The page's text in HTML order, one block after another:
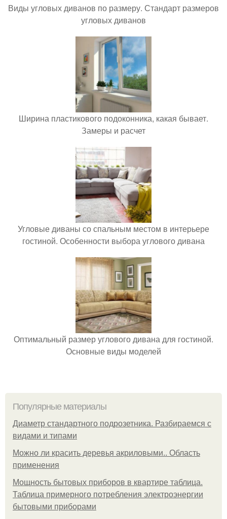
Виды угловых диванов по размеру. Стандарт размеров
угловых диванов
Ширина пластикового подоконника, какая бывает.
Замеры и расчет
Угловые диваны со спальным местом в интерьере
гостиной. Особенности выбора углового дивана
Оптимальный размер углового дивана для гостиной.
Основные виды моделей
Популярные материалы
Диаметр стандартного подрозетника. Разбираемся с
видами и типами
Можно ли красить деревья акриловыми.. Область
применения
Мощность бытовых приборов в квартире таблица.
Таблица примерного потребления электроэнергии
бытовыми приборами